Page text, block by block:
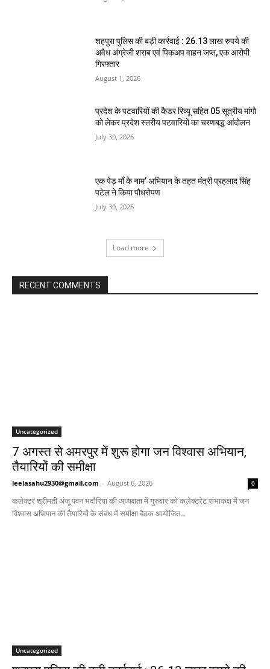
शहपुरा पुलिस की बड़ी कार्रवाई : 26.13 लाख रुपये की
अवैध अंग्रेजी शराब एवं पिकअप वाहन जप्त, एक आरोपी
गिरफ्तार
August 1, 2026
प्रदेश के पटवारियों की कैडर रिव्यू सहित 05 सूत्रीय मांगो
को लेकर प्रदेश स्तरीय पटवारियों का चरणबद्ध आंदोलन
July 30, 2026
एक पेड़ माँ के नाम’ अभियान के तहत मंत्री प्रहलाद सिंह
पटेल ने किया पौधरोपण
July 30, 2026
Load more
RECENT COMMENTS
Uncategorized
7 अगस्त से अमरपुर में शुरू होगा जन विश्वास अभियान,
तैयारियों की समीक्षा
leelasahu2930@gmail.com - August 6, 2026 0
कलेक्टर श्रीमती अंजू पवन भदौरिया की अध्यक्षता में गुरुवार को कलेक्ट्रेट सभाकक्ष में जन
विश्वास अभियान की तैयारियों के संबंध में समीक्षा बैठक आयोजित...
Uncategorized